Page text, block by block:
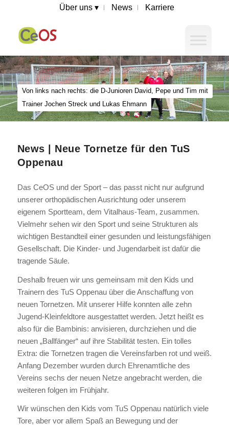
Über uns ▾ News Karriere
Von links nach rechts: die D-Junioren David, Pepe und Tim mit
Trainer Jochen Streck und Lukas Ehmann
News | Neue Tornetze für den TuS
Oppenau
Das CeOS und der Sport – das passt nicht nur aufgrund
unserer orthopädischen Ausrichtung oder unserem
eigenem Sportteam, dem Vitalhaus-Team, zusammen.
Vielmehr sehen wir den Sport und seine Strukturen als
wichtigen Bestandteil einer gesunden und leistungsfähigen
Gesellschaft. Die Kinder- und Jugendarbeit ist dafür die
tragende Säule.
Deshalb freuen wir uns gemeinsam mit den Kids und
Trainern des TuS Oppenau über die Anschaffung von
neuen Tornetzen. Mit unserer Hilfe konnten alle zehn
Jugend-Kleinfeldtore ausgestattet werden. Jetzt heißt es
also für die Bambinis: anvisieren, durchziehen und die
neuen „Ballfänger“ auf ihre Stabilität testen. Ein tolles
Extra: die Tornetzen tragen die Vereinsfarben rot und weiß.
Anfang Dezember wurden durch Ehrenamtliche des
Vereins sechs der neuen Netze angebracht werden, die
weiteren folgen im Frühjahr.
Wir wünschen den Kids vom TuS Oppenau natürlich viele
Tore, aber vor allem Spaß an Bewegung und der